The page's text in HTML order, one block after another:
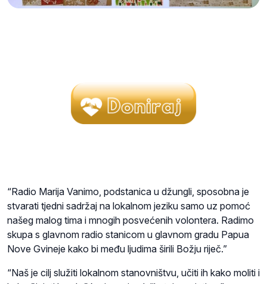
“Radio Marija Vanimo, podstanica u džungli, sposobna je
stvarati tjedni sadržaj na lokalnom jeziku samo uz pomoć
našeg malog tima i mnogih posvećenih volontera. Radimo
skupa s glavnom radio stanicom u glavnom gradu Papua
Nove Gvineje kako bi među ljudima širili Božju riječ.”
“Naš je cilj služiti lokalnom stanovništvu, učiti ih kako moliti i